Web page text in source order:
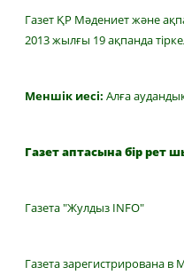
Газет ҚР Мәдениет және
2013 жылғы 19 ақпанда
Меншік иесі: Алға
Газет аптасына бір рет
Газета "Жулдыз INFO"
Газета зарегистрирована в